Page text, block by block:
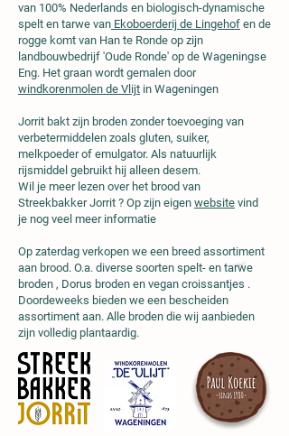
van 100% Nederlands en biologisch-dynamische
spelt en tarwe van Ekoboerderij de Lingehof en de
rogge komt van Han te Ronde op zijn
landbouwbedrijf 'Oude Ronde' op de Wageningse
Eng. Het graan wordt gemalen door
windkorenmolen de Vlijt in Wageningen
Jorrit bakt zijn broden zonder toevoeging van
verbetermiddelen zoals gluten, suiker,
melkpoeder of emulgator. Als natuurlijk
rijsmiddel gebruikt hij alleen desem.
Wil je meer lezen over het brood van
Streekbakker Jorrit ? Op zijn eigen website vind
je nog veel meer informatie
Op zaterdag verkopen we een breed assortiment
aan brood. O.a. diverse soorten spelt- en tarwe
broden , Dorus broden en vegan croissantjes .
Doordeweeks bieden we een bescheiden
assortiment aan. Alle broden die wij aanbieden
zijn volledig plantaardig.